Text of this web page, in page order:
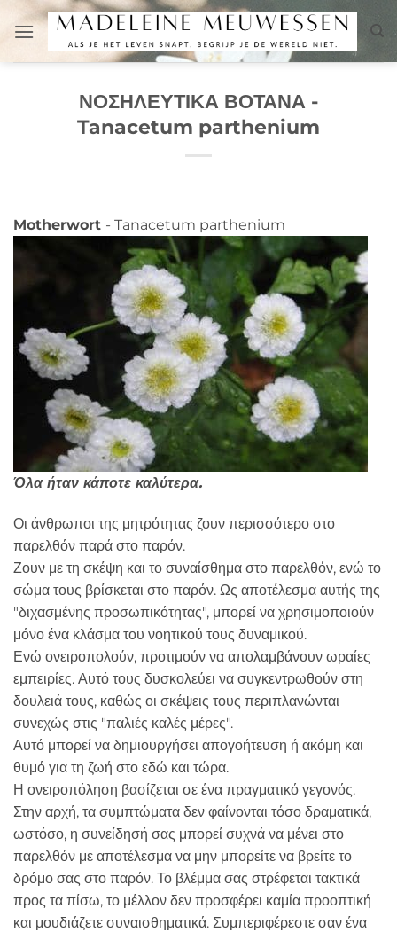
Μετάβαση
στο
περιεχόμενο
ΝΟΣΗΛΕΥΤΙΚΑ ΒΟΤΑΝΑ -
Tanacetum parthenium
Motherwort - Tanacetum parthenium
Όλα ήταν κάποτε καλύτερα.
Οι άνθρωποι της μητρότητας ζουν περισσότερο στο
παρελθόν παρά στο παρόν.
Ζουν με τη σκέψη και το συναίσθημα στο παρελθόν, ενώ το
σώμα τους βρίσκεται στο παρόν. Ως αποτέλεσμα αυτής της
"διχασμένης προσωπικότητας", μπορεί να χρησιμοποιούν
μόνο ένα κλάσμα του νοητικού τους δυναμικού.
Ενώ ονειροπολούν, προτιμούν να απολαμβάνουν ωραίες
εμπειρίες. Αυτό τους δυσκολεύει να συγκεντρωθούν στη
δουλειά τους, καθώς οι σκέψεις τους περιπλανώνται
συνεχώς στις "παλιές καλές μέρες".
Αυτό μπορεί να δημιουργήσει απογοήτευση ή ακόμη και
θυμό για τη ζωή στο εδώ και τώρα.
Η ονειροπόληση βασίζεται σε ένα πραγματικό γεγονός.
Στην αρχή, τα συμπτώματα δεν φαίνονται τόσο δραματικά,
ωστόσο, η συνείδησή σας μπορεί συχνά να μένει στο
παρελθόν με αποτέλεσμα να μην μπορείτε να βρείτε το
δρόμο σας στο παρόν. Το βλέμμα σας στρέφεται τακτικά
προς τα πίσω, το μέλλον δεν προσφέρει καμία προοπτική
και μουδιάζετε συναισθηματικά. Συμπεριφέρεστε σαν ένα